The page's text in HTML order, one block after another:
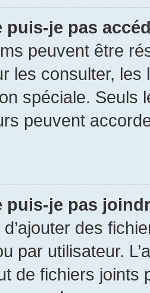
puis-je pas
peuvent être
les consulter,
spéciale. Seuls
peuvent
puis-je pas
des
par utilisateur.
de fichiers